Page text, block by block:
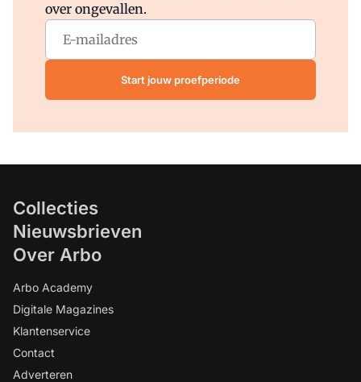
over ongevallen.
Start jouw proefperiode
Collecties
Nieuwsbrieven
Over Arbo
Arbo Academy
Digitale Magazines
Klantenservice
Contact
Adverteren